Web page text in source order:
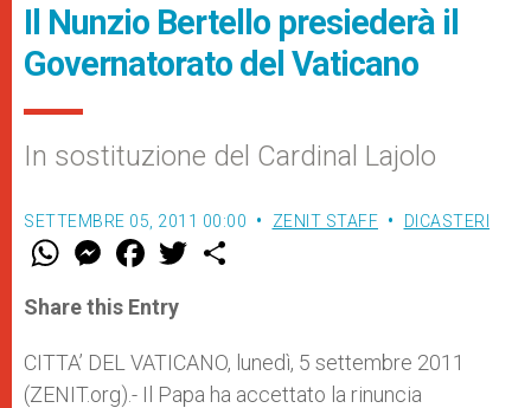
Il Nunzio Bertello presiederà il
Governatorato del Vaticano
In sostituzione del Cardinal Lajolo
SETTEMBRE 05, 2011 00:00 ZENIT STAFF DICASTERI
W
t
s
p
p
M
e
s
e
g
e
r
F
a
e
b
o
k
w
r
Share this Entry
CITTA’ DEL VATICANO, lunedì, 5 settembre 2011
(ZENIT.org).- Il Papa ha accettato la rinuncia